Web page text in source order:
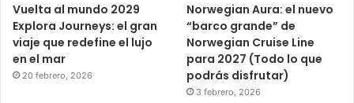
Vuelta al mundo 2029
Explora Journeys: el gran
viaje que redefine el lujo
en el mar
20 febrero, 2026
Norwegian Aura: el nuevo
“barco grande” de
Norwegian Cruise Line
para 2027 (Todo lo que
podrás disfrutar)
3 febrero, 2026